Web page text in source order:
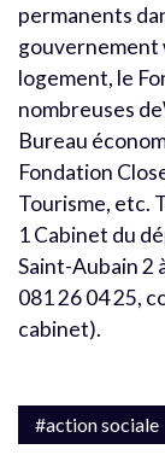
permanents
gouvernement
logement, le
nombreuses
Bureau
Fondation
Tourisme, etc.
1 Cabinet du
Saint-Aubain 2
081 26 04 25,
cabinet).
#action sociale